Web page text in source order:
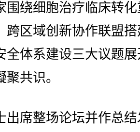
围绕细胞治疗临床转
跨区域创新协作联盟
全体系建设三大议题
共识。
席整场论坛并作总结